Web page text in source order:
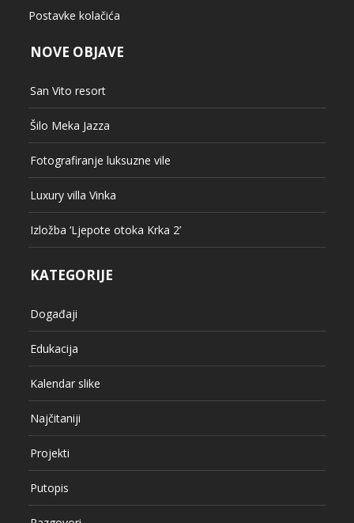
Postavke kolačića
NOVE OBJAVE
San Vito resort
Šilo Meka Jazza
Fotografiranje luksuzne vile
Luxury villa Vinka
Izložba ‘Ljepote otoka Krka 2’
KATEGORIJE
Događaji
Edukacija
Kalendar slike
Najčitaniji
Projekti
Putopis